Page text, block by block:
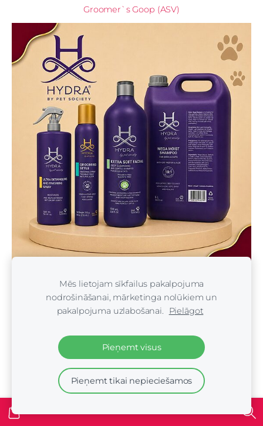
Groomer`s Goop (ASV)
Hydra Groomers (Brazīlija)
Mēs lietojam sīkfailus pakalpojuma
nodrošināšanai, mārketinga nolūkiem un
pakalpojuma uzlabošanai.
Pielāgot
Pieņemt visus
Pieņemt tikai nepieciešamos